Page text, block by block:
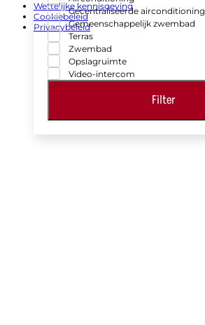
Gecentraliseerde airconditioning
Gemeenschappelijk zwembad
Terras
Zwembad
Opslagruimte
Video-intercom
Filter
Wettelijke kennisgeving
Cookiebeleid
Privacybeleid